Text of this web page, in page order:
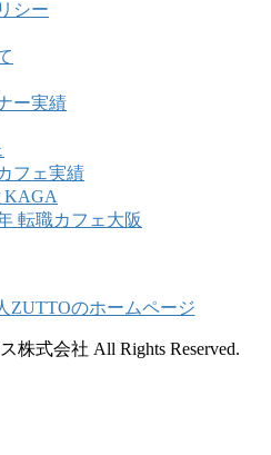
シー
ー実績
フェ実績
KAGA
転職カフェ大阪
株式会社 All Rights Reserved.